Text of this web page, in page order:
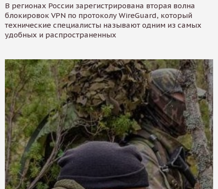
В регионах России зарегистрирована вторая волна
блокировок VPN по протоколу WireGuard, который
технические специалисты называют одним из самых
удобных и распространенных